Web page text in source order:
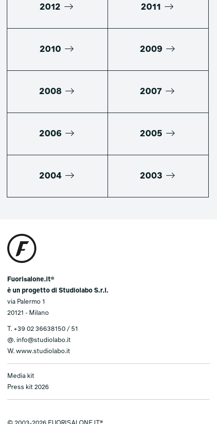
2012 2011
2010 2009
2008 2007
2006 2005
2004 2003
Fuorisalone.it®
è un progetto di Studiolabo S.r.l.
via Palermo 1
20121 - Milano
T. +39 02 36638150 / 51
@. info@studiolabo.it
W. www.studiolabo.it
Media kit
Press kit 2026